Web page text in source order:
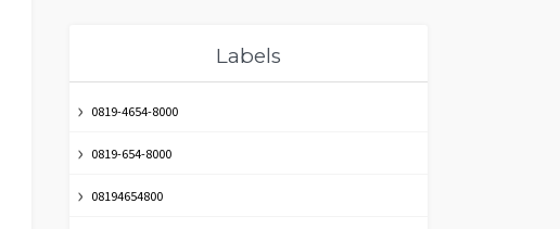
Labels
0819-4654-8000
0819-654-8000
08194654800